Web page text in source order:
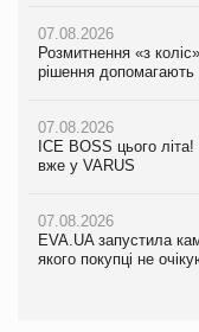
07.08.2026
Розмитнення «з
рішення допомагають
07.08.2026
ICE BOSS цього
вже у VARUS
07.08.2026
EVA.UA запустила
якого покупці не
07.08.2026
Розмитнення «з
рішення допомагають
07.08.2026
ICE BOSS цього
вже у VARUS
07.08.2026
EVA.UA запустила
якого покупці не
07.08.2026
Kraft Heinz скоротила
Продажі Hugo Boss